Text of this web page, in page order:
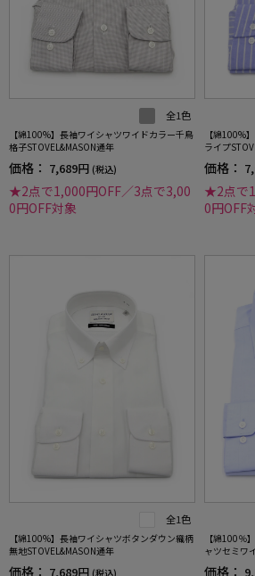
全1色
【綿100%】長袖ワイシャツワイドカラー千鳥
格子STOVEL&MASON通年
価格： 7,689円 (税込)
★2点で1,000円OFF／3点で3,00
0円OFF対象
【綿100%
ライプ
価格：
★2点で
0円OFF
全1色
【綿100%】長袖ワイシャツボタンダウン織柄
無地STOVEL&MASON通年
価格： 7,689円 (税込)
【綿100％
ャツセミワ
価格：